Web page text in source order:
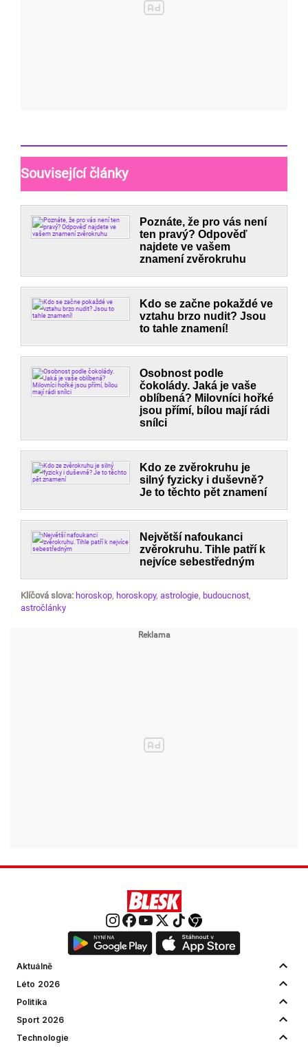
Související články
Poznáte, že pro vás není
ten pravý? Odpověď
najdete ve vašem
znamení zvěrokruhu
Kdo se začne pokaždé ve
vztahu brzo nudit? Jsou
to tahle znamení!
Osobnost podle
čokolády. Jaká je vaše
oblíbená? Milovníci hořké
jsou přímí, bílou mají rádi
snílci
Kdo ze zvěrokruhu je
silný fyzicky i duševně?
Je to těchto pět znamení
Největší nafoukanci
zvěrokruhu. Tihle patří k
nejvíce sebestředným
Klíčová slova: horoskop, horoskopy, astrologie, budoucnost,
astročlánky
Aktuálně
Léto 2026
Politika
Sport 2026
Technologie